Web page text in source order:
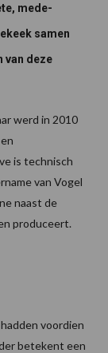
mede-
samen
van deze
werd in 2010
is technisch
van Vogel
naast de
produceert.
voordien
betekent een